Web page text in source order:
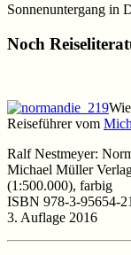
Sonnenuntergang in
Noch
Reiseführer vom
Ralf Nestmeyer:
Michael Müller
(1:500.000), farbig
ISBN 978-3-95654-
3. Auflage 2016